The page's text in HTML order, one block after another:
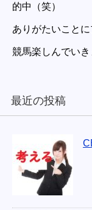
的中（笑）
ありがたいことに
競馬楽しんでいき
最近の投稿